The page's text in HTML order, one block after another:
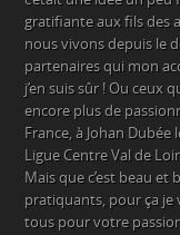
gratifiante aux fils des
nous vivons depuis le
partenaires qui mon
j’en suis sûr ! Ou ceux
encore plus de
France, à Johan
Ligue Centre Val de
Mais que c’est beau
pratiquants, pour ça je
tous pour votre